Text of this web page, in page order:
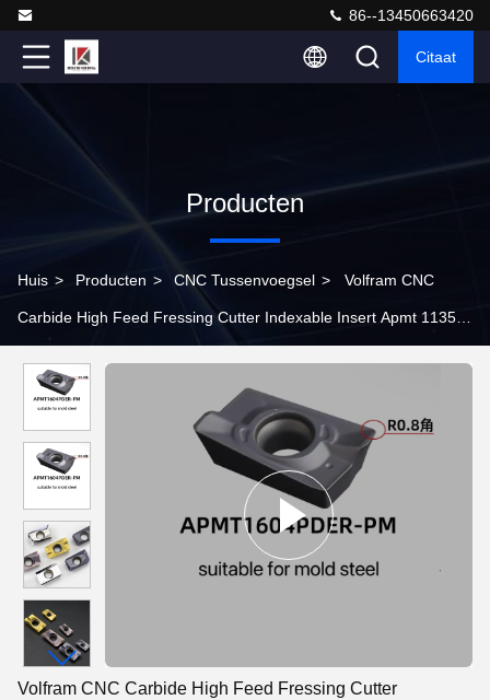
86--13450663420
Citaat
Producten
Huis > Producten > CNC Tussenvoegsel > Volfram CNC
Carbide High Feed Fressing Cutter Indexable Insert Apmt 1135
Volfram CNC Carbide High Feed Fressing Cutter